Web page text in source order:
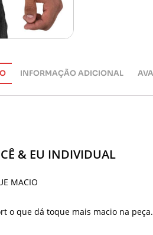
INFORMAÇÃO ADICIONAL
& EU INDIVIDUAL
MACIO
o que dá toque mais macio na